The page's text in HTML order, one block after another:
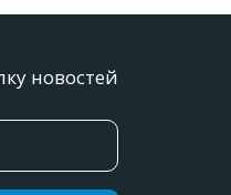
новостей